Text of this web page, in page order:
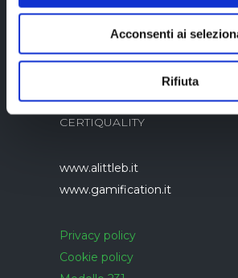
Acconsenti ai
Rifiuta
Azienda con sistema di
UNI EN ISO 9001:2015
CERTIQUALITY
www.alittleb.it
www.gamification.it
Privacy policy
Cookie policy